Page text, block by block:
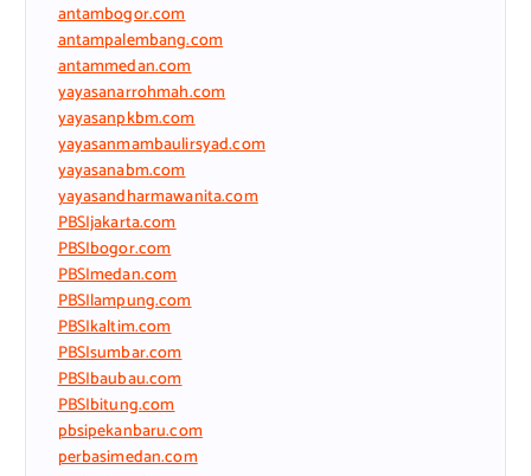
antambogor.com
antampalembang.com
antammedan.com
yayasanarrohmah.com
yayasanpkbm.com
yayasanmambaulirsyad.com
yayasanabm.com
yayasandharmawanita.com
PBSIjakarta.com
PBSIbogor.com
PBSImedan.com
PBSIlampung.com
PBSIkaltim.com
PBSIsumbar.com
PBSIbaubau.com
PBSIbitung.com
pbsipekanbaru.com
perbasimedan.com